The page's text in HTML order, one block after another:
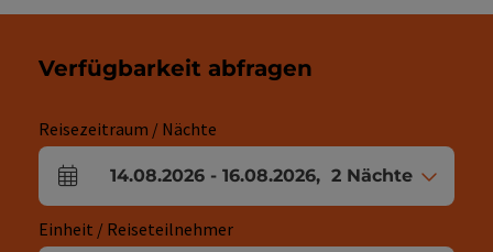
Verfügbarkeit abfragen
Reisezeitraum / Nächte
An- und Abreisefelder
14.08.2026 - 16.08.2026, 2 Nächte
Einheit / Reiseteilnehmer